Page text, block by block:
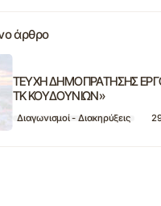
άρθρο
ΤΕΥΧΗ ΔΗΜΟΠΡΑΤΗΣΗΣ
ΤΚ ΚΟΥΔΟΥΝΙΩΝ»
Διαγωνισμοί - Διακηρύξεις